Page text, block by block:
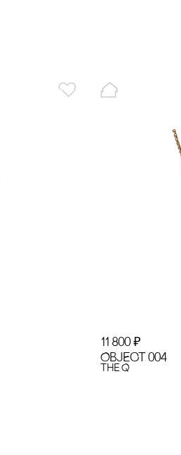
11 800 ₽
OBJECT 004
the Q